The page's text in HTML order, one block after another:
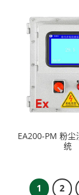
EA200-PM 粉尘
统
1 2